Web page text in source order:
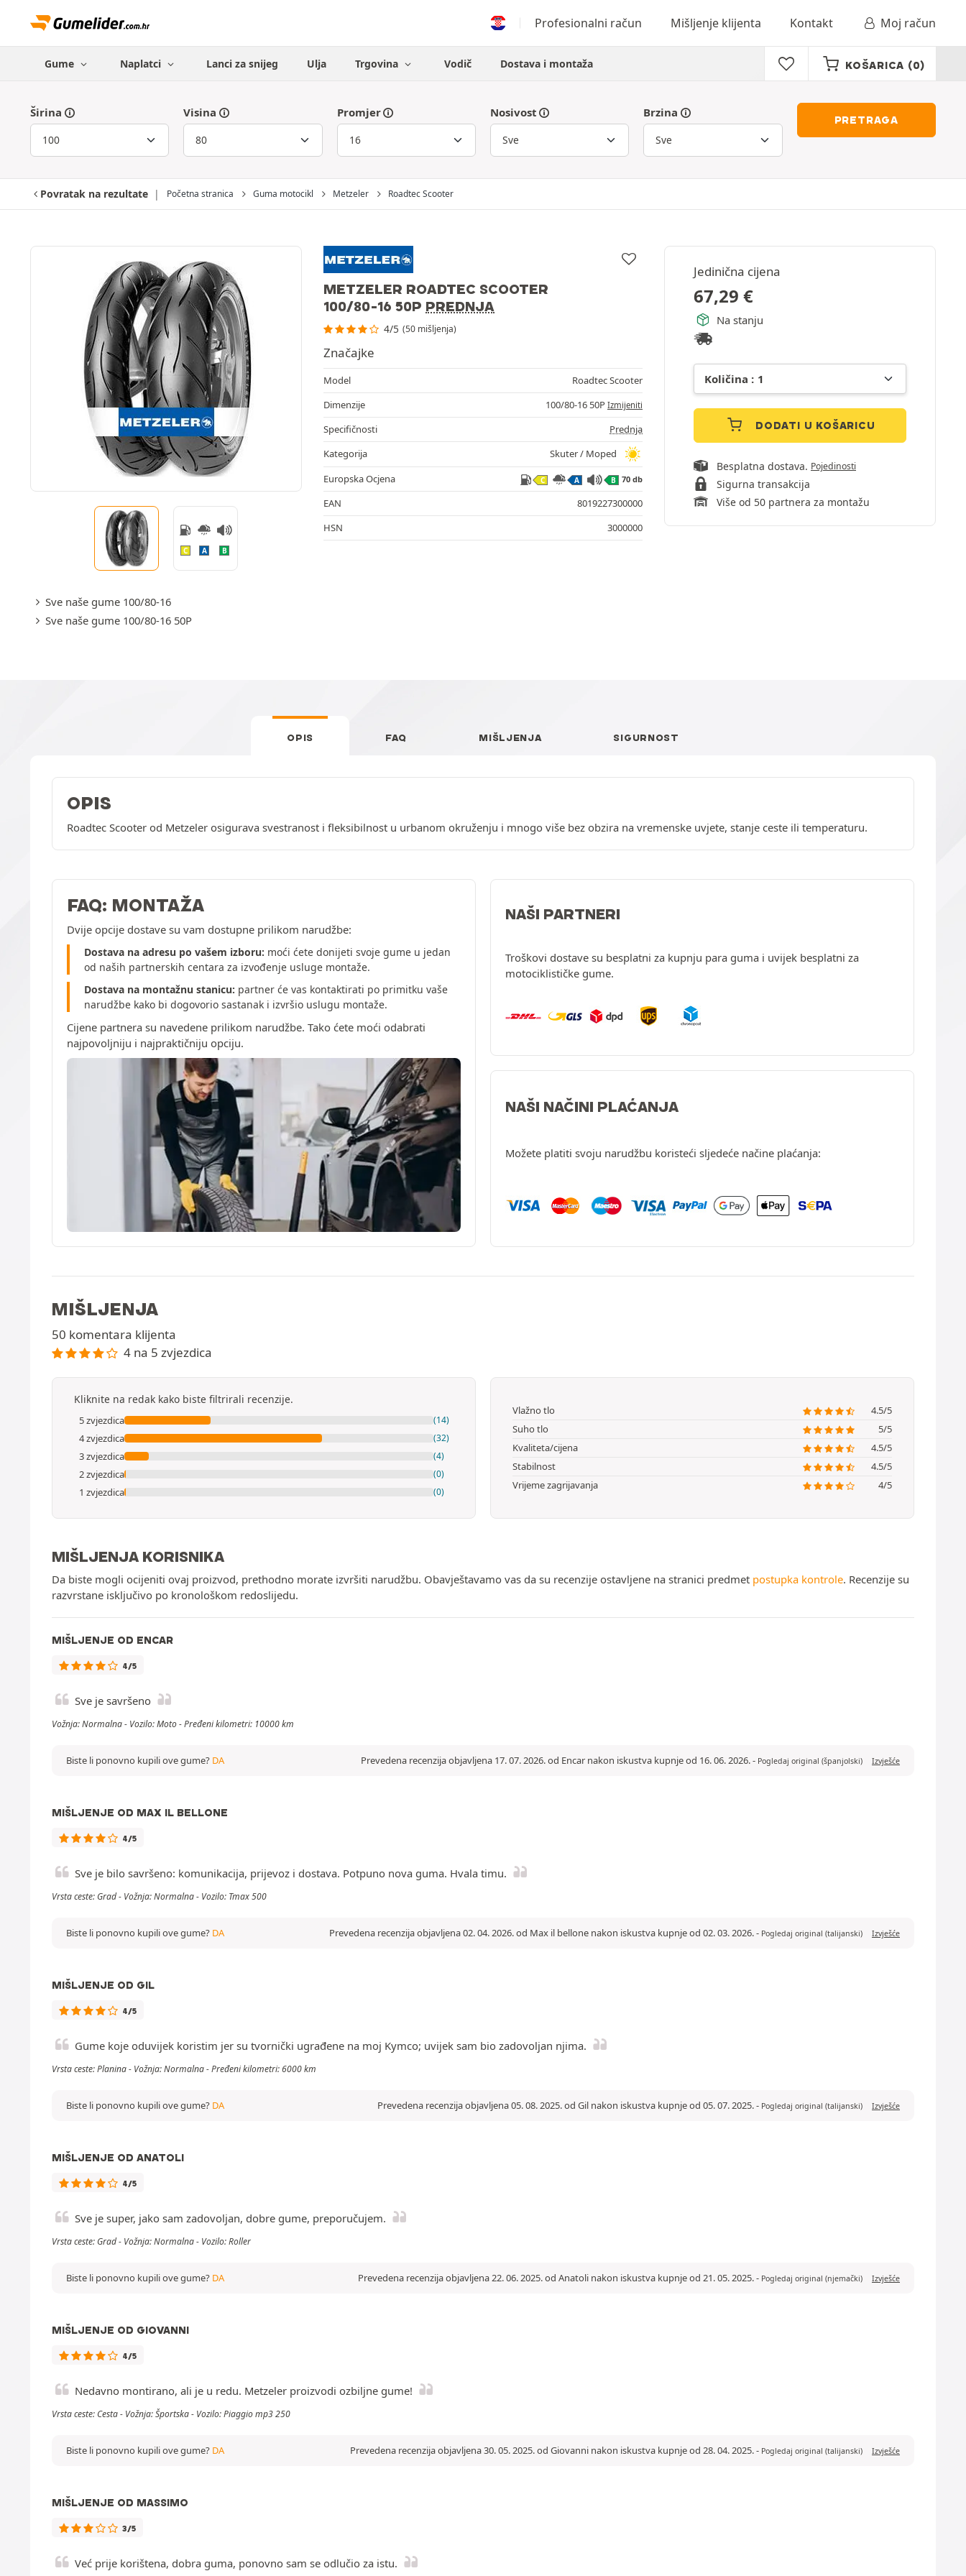
Profesionalni račun Mišljenje klijenta Kontakt Moj račun
Gume Naplatci Lanci za snijeg Ulja Trgovina Vodič Dostava i montaža KOŠARICA (0)
Širina Visina Promjer Nosivost Brzina
PRETRAGA
Povratak na rezultate Početna stranica Guma motocikl Metzeler Roadtec Scooter
METZELER ROADTEC SCOOTER
100/80-16 50P PREDNJA
4/5 (50 mišljenja)
Metzeler
70
C A B
Sve naše gume 100/80-16
Sve naše gume 100/80-16 50P
Jedinična cijena
67,29 €
Na stanju
DODATI U KOŠARICU
Besplatna dostava. Pojedinosti
Sigurna transakcija
Više od 50 partnera za montažu
Značajke
Model
Roadtec Scooter
Dimenzije
100/80-16 50P Izmijeniti
Specifičnosti
Prednja
Kategorija
Skuter / Moped
Europska Ocjena
C A B 70 db
EAN
8019227300000
HSN
3000000
OPIS FAQ MIŠLJENJA SIGURNOST
OPIS
Roadtec Scooter od Metzeler osigurava svestranost i fleksibilnost u urbanom okruženju i mnogo više bez obzira na vremenske uvjete, stanje ceste ili temperaturu.
FAQ: MONTAŽA
Dvije opcije dostave su vam dostupne prilikom narudžbe:
Dostava na adresu po vašem izboru: moći ćete donijeti svoje gume u jedan
od naših partnerskih centara za izvođenje usluge montaže.
Dostava na montažnu stanicu: partner će vas kontaktirati po primitku vaše
narudžbe kako bi dogovorio sastanak i izvršio uslugu montaže.
Cijene partnera su navedene prilikom narudžbe. Tako ćete moći odabrati
najpovoljniju i najpraktičniju opciju.
NAŠI PARTNERI
Troškovi dostave su besplatni za kupnju para guma i uvijek besplatni za
motociklističke gume.
NAŠI NAČINI PLAĆANJA
Možete platiti svoju narudžbu koristeći sljedeće načine plaćanja:
MIŠLJENJA
50 komentara klijenta
4 na 5 zvjezdica
Kliknite na redak kako biste filtrirali recenzije.
5 zvjezdica (14)
4 zvjezdica (32)
3 zvjezdica (4)
2 zvjezdica (0)
1 zvjezdica (0)
Vlažno tlo
4.5/5
Suho tlo
5/5
Kvaliteta/cijena
4.5/5
Stabilnost
4.5/5
Vrijeme zagrijavanja
4/5
MIŠLJENJA KORISNIKA
Da biste mogli ocijeniti ovaj proizvod, prethodno morate izvršiti narudžbu. Obavještavamo vas da su recenzije ostavljene na stranici predmet postupka kontrole. Recenzije su
razvrstane isključivo po kronološkom redoslijedu.
MIŠLJENJE OD ENCAR
4/5
Sve je savršeno
Vožnja: Normalna - Vozilo: Moto - Pređeni kilometri: 10000 km
Prevedena recenzija objavljena 17. 07. 2026. od Encar nakon iskustva kupnje od 16. 06. 2026.- Pogledaj original (španjolski) Izvješće
Biste li ponovno kupili ove gume? DA
MIŠLJENJE OD MAX IL BELLONE
4/5
Sve je bilo savršeno: komunikacija, prijevoz i dostava. Potpuno nova guma. Hvala timu.
Vrsta ceste: Grad - Vožnja: Normalna - Vozilo: Tmax 500
Prevedena recenzija objavljena 02. 04. 2026. od Max il bellone nakon iskustva kupnje od 02. 03. 2026.- Pogledaj original (talijanski) Izvješće
Biste li ponovno kupili ove gume? DA
MIŠLJENJE OD GIL
4/5
Gume koje oduvijek koristim jer su tvornički ugrađene na moj Kymco; uvijek sam bio zadovoljan njima.
Vrsta ceste: Planina - Vožnja: Normalna - Pređeni kilometri: 6000 km
Prevedena recenzija objavljena 05. 08. 2025. od Gil nakon iskustva kupnje od 05. 07. 2025.- Pogledaj original (talijanski) Izvješće
Biste li ponovno kupili ove gume? DA
MIŠLJENJE OD ANATOLI
4/5
Sve je super, jako sam zadovoljan, dobre gume, preporučujem.
Vrsta ceste: Grad - Vožnja: Normalna - Vozilo: Roller
Prevedena recenzija objavljena 22. 06. 2025. od Anatoli nakon iskustva kupnje od 21. 05. 2025.- Pogledaj original (njemački) Izvješće
Biste li ponovno kupili ove gume? DA
MIŠLJENJE OD GIOVANNI
4/5
Nedavno montirano, ali je u redu. Metzeler proizvodi ozbiljne gume!
Vrsta ceste: Cesta - Vožnja: Športska - Vozilo: Piaggio mp3 250
Prevedena recenzija objavljena 30. 05. 2025. od Giovanni nakon iskustva kupnje od 28. 04. 2025.- Pogledaj original (talijanski) Izvješće
Biste li ponovno kupili ove gume? DA
MIŠLJENJE OD MASSIMO
3/5
Već prije korištena, dobra guma, ponovno sam se odlučio za istu.